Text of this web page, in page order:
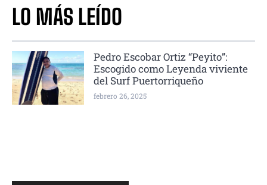
LO MÁS LEÍDO
Pedro Escobar Ortiz “Peyito”:
Escogido como Leyenda viviente
del Surf Puertorriqueño
febrero 26, 2025